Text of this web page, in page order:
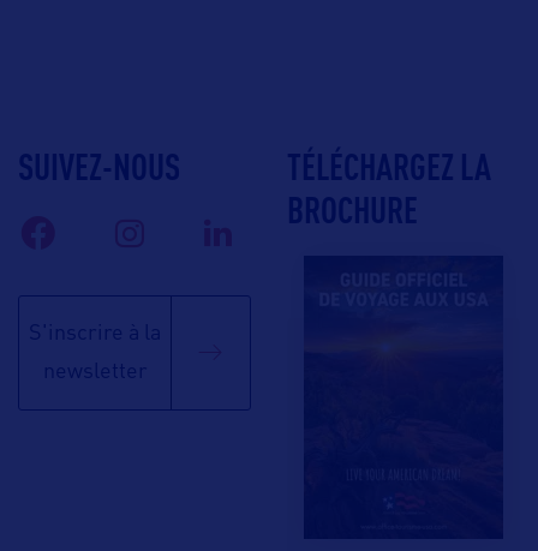
SUIVEZ-NOUS
S'inscrire à la
newsletter
TÉLÉCHARGEZ LA
BROCHURE